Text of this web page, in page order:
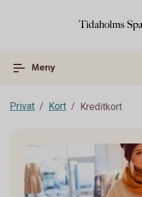
Meny
Privat Kort Kreditkort